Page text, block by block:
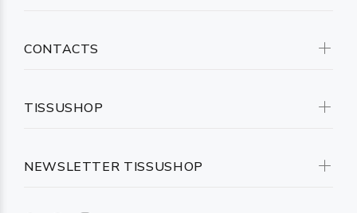
NEWSLETTER TISSUSHOP
CONTACTS
TISSUSHOP